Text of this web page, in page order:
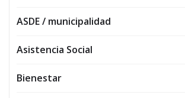
ASDE / municipalidad
Asistencia Social
Bienestar